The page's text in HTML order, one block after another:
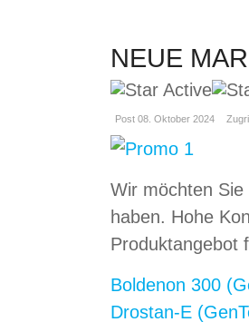
NEUE
Post 08. Oktober 2024
Wir möchten
haben. Hohe
Produktangebot
Boldenon 300
Drostan-E